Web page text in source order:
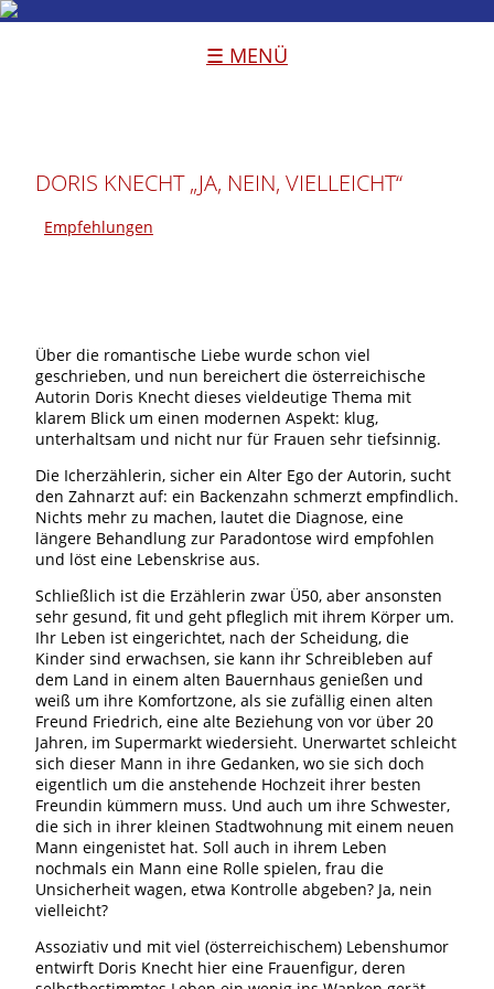
☰ MENÜ
DORIS KNECHT „JA, NEIN, VIELLEICHT“
Empfehlungen
Über die romantische Liebe wurde schon viel
geschrieben, und nun bereichert die österreichische
Autorin Doris Knecht dieses vieldeutige Thema mit
klarem Blick um einen modernen Aspekt: klug,
unterhaltsam und nicht nur für Frauen sehr tiefsinnig.
Die Icherzählerin, sicher ein Alter Ego der Autorin, sucht
den Zahnarzt auf: ein Backenzahn schmerzt empfindlich.
Nichts mehr zu machen, lautet die Diagnose, eine
längere Behandlung zur Paradontose wird empfohlen
und löst eine Lebenskrise aus.
Schließlich ist die Erzählerin zwar Ü50, aber ansonsten
sehr gesund, fit und geht pfleglich mit ihrem Körper um.
Ihr Leben ist eingerichtet, nach der Scheidung, die
Kinder sind erwachsen, sie kann ihr Schreibleben auf
dem Land in einem alten Bauernhaus genießen und
weiß um ihre Komfortzone, als sie zufällig einen alten
Freund Friedrich, eine alte Beziehung von vor über 20
Jahren, im Supermarkt wiedersieht. Unerwartet schleicht
sich dieser Mann in ihre Gedanken, wo sie sich doch
eigentlich um die anstehende Hochzeit ihrer besten
Freundin kümmern muss. Und auch um ihre Schwester,
die sich in ihrer kleinen Stadtwohnung mit einem neuen
Mann eingenistet hat. Soll auch in ihrem Leben
nochmals ein Mann eine Rolle spielen, frau die
Unsicherheit wagen, etwa Kontrolle abgeben? Ja, nein
vielleicht?
Assoziativ und mit viel (österreichischem) Lebenshumor
entwirft Doris Knecht hier eine Frauenfigur, deren